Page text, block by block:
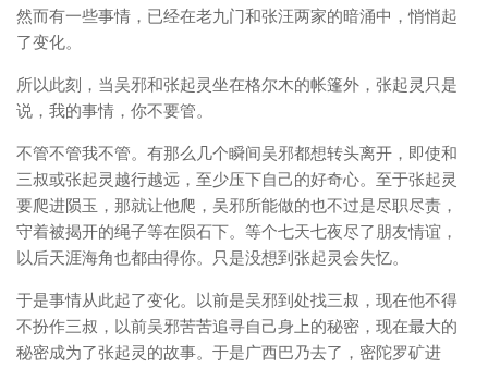
然而有一些事情，已经在老九门和张汪两家的暗涌中，悄悄起
了变化。
所以此刻，当吴邪和张起灵坐在格尔木的帐篷外，张起灵只是
说，我的事情，你不要管。
不管不管我不管。有那么几个瞬间吴邪都想转头离开，即使和
三叔或张起灵越行越远，至少压下自己的好奇心。至于张起灵
要爬进陨玉，那就让他爬，吴邪所能做的也不过是尽职尽责，
守着被揭开的绳子等在陨石下。等个七天七夜尽了朋友情谊，
以后天涯海角也都由得你。只是没想到张起灵会失忆。
于是事情从此起了变化。以前是吴邪到处找三叔，现在他不得
不扮作三叔，以前吴邪苦苦追寻自己身上的秘密，现在最大的
秘密成为了张起灵的故事。于是广西巴乃去了，密陀罗矿进